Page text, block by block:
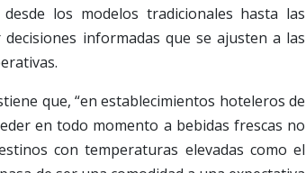
los modelos tradicionales hasta las
informadas que se ajusten a las
que, “en establecimientos hoteleros de
en todo momento a bebidas frescas no
con temperaturas elevadas como el